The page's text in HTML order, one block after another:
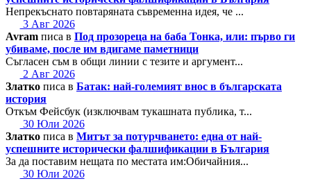
Непрекъснато повтаряната съвременна идея, че ...
3 Авг 2026
Avram писа в Под прозореца на баба Тонка, или: първо ги
убиваме, после им вдигаме паметници
Съгласен съм в общи линии с тезите и аргумент...
2 Авг 2026
Златко писа в Батак: най-големият внос в българската
история
Откъм Фейсбук (изключвам тукашната публика, т...
30 Юли 2026
Златко писа в Митът за потурчването: една от най-
успешните исторически фалшификации в България
За да поставим нещата по местата им:Обичайния...
30 Юли 2026